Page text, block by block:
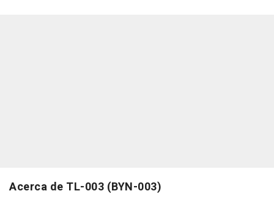
Acerca de TL-003 (BYN-003)